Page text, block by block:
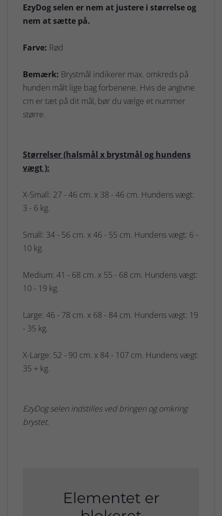
EzyDog selen er nem at justere i størrelse og
nem at sætte på.
Farve: Rød
Bemærk: Brystmål indikerer max. omkreds på
hunden målt lige bag forbenene. Hvis de angivne
cm er tæt på dit mål, bør du vælge et nummer
større.
Størrelser (halsmål x brystmål og hundens
vægt ):
X-Small: 27 - 46 cm. x 38 - 46 cm. Hundens vægt:
3 - 6 kg.
Small: 34 - 56 cm. x 46 - 55 cm. Hundens vægt: 6 -
10 kg.
Medium: 41 - 68 cm. x 55 - 68 cm. Hundens vægt:
10 - 19 kg.
Large: 46 - 78 cm. x 68 - 84 cm. Hundens vægt: 19
- 35 kg.
X-Large: 52 - 90 cm. x 84 - 107 cm. Hundens vægt:
35 + kg.
EzyDog selen indstilles ved bringen og omkring
brystet.
Elementet er